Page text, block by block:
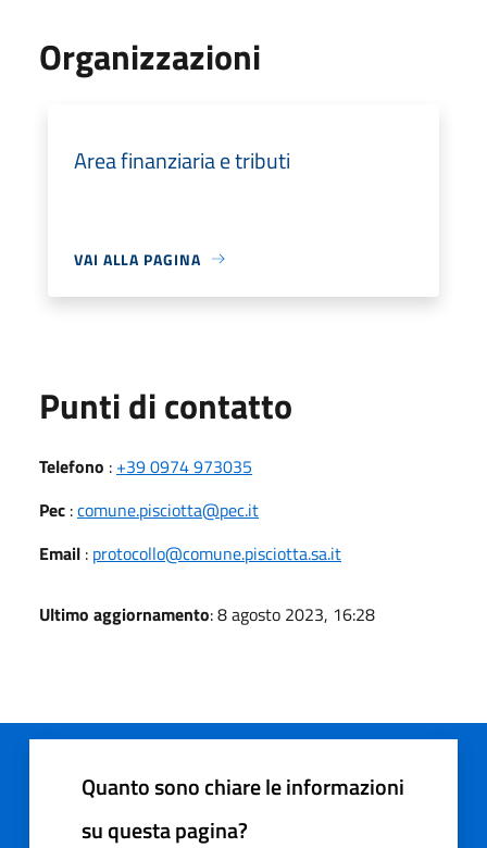
Organizzazioni
Area finanziaria e tributi
VAI ALLA PAGINA
Punti di contatto
Telefono : +39 0974 973035
Pec :comune.pisciotta@pec.it
Email : protocollo@comune.pisciotta.sa.it
Ultimo aggiornamento: 8 agosto 2023, 16:28
Quanto sono chiare le informazioni
su questa pagina?